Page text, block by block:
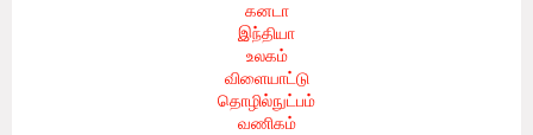
கனடா
இந்தியா
உலகம்
விளையாட்டு
தொழில்நுட்பம்
வணிகம்